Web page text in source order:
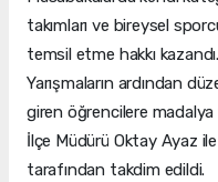
takımları ve bireysel
temsil etme hakkı kazandı.
Yarışmaların ardından
giren öğrencilere madalya
İlçe Müdürü Oktay Ayaz
tarafından takdim edildi.